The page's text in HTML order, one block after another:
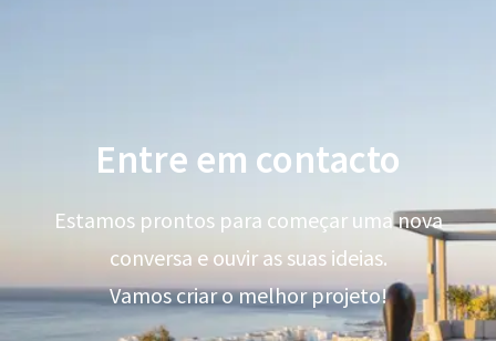
Entre em contacto
Estamos prontos para começar uma nova
conversa e ouvir as suas ideias.
Vamos criar o melhor projeto!